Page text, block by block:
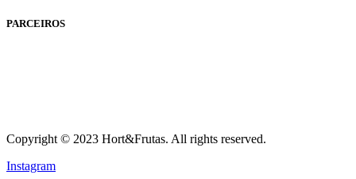
PARCEIROS
Copyright © 2023 Hort&Frutas. All rights reserved.
Instagram